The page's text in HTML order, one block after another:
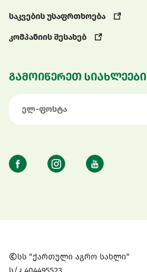
საკვების უსაფრთხოება
კომპანიის შესახებ
გამოიწერეთ სიახლეები
სს "ქართული აგრო სახლი"